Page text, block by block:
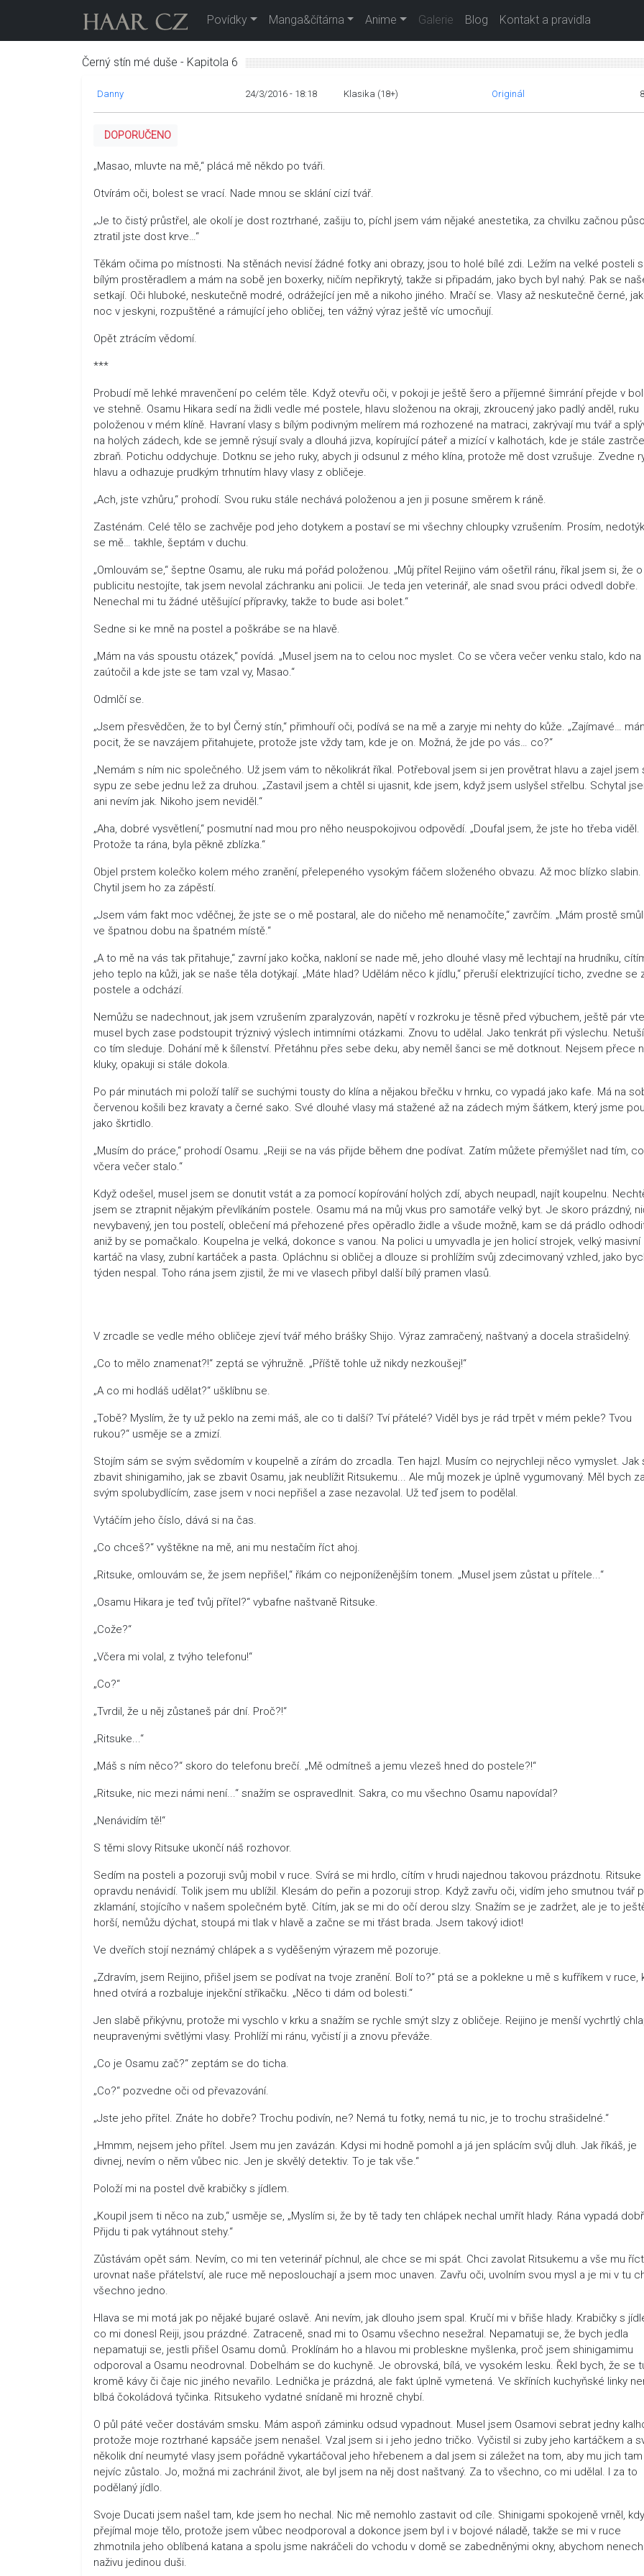
Povídky Manga&čítárna Anime Galerie Blog Kontakt a pravidla
Černý stín mé duše - Kapitola 6
Danny 24/3/2016 - 18:18 Klasika (18+) Originál 8
DOPORUČENO
„Masao, mluvte na mě,“ plácá mě někdo po tváři.
Otvírám oči, bolest se vrací. Nade mnou se sklání cizí tvář.
„Je to čistý průstřel, ale okolí je dost roztrhané, zašiju to, píchl jsem vám nějaké anestetika, za chvilku začnou
ztratil jste dost krve…“
Těkám očima po místnosti. Na stěnách nevisí žádné fotky ani obrazy, jsou to holé bílé zdi. Ležím na velké posteli s
bílým prostěradlem a mám na sobě jen boxerky, ničím nepřikrytý, takže si připadám, jako bych byl nahý. Pak se
setkají. Oči hluboké, neskutečně modré, odrážející jen mě a nikoho jiného. Mračí se. Vlasy až neskutečně černé,
noc v jeskyni, rozpuštěné a rámující jeho obličej, ten vážný výraz ještě víc umocňují.
Opět ztrácím vědomí.
***
Probudí mě lehké mravenčení po celém těle. Když otevřu oči, v pokoji je ještě šero a příjemné šimrání přejde v
ve stehně. Osamu Hikara sedí na židli vedle mé postele, hlavu složenou na okraji, zkroucený jako padlý anděl, ruku
položenou v mém klíně. Havraní vlasy s bílým podivným melírem má rozhozené na matraci, zakrývají mu tvář a
na holých zádech, kde se jemně rýsují svaly a dlouhá jizva, kopírující páteř a mizící v kalhotách, kde je stále
zbraň. Potichu oddychuje. Dotknu se jeho ruky, abych ji odsunul z mého klína, protože mě dost vzrušuje. Zvedne
hlavu a odhazuje prudkým trhnutím hlavy vlasy z obličeje.
„Ach, jste vzhůru,“ prohodí. Svou ruku stále nechává položenou a jen ji posune směrem k ráně.
Zasténám. Celé tělo se zachvěje pod jeho dotykem a postaví se mi všechny chloupky vzrušením. Prosím,
se mě… takhle, šeptám v duchu.
„Omlouvám se,“ šeptne Osamu, ale ruku má pořád položenou. „Můj přítel Reijino vám ošetřil ránu, říkal jsem si, že
publicitu nestojíte, tak jsem nevolal záchranku ani policii. Je teda jen veterinář, ale snad svou práci odvedl dobře.
Nenechal mi tu žádné utěšující přípravky, takže to bude asi bolet.“
Sedne si ke mně na postel a poškrábe se na hlavě.
„Mám na vás spoustu otázek,“ povídá. „Musel jsem na to celou noc myslet. Co se včera večer venku stalo, kdo na
zaútočil a kde jste se tam vzal vy, Masao.“
Odmlčí se.
„Jsem přesvědčen, že to byl Černý stín,“ přimhouří oči, podívá se na mě a zaryje mi nehty do kůže. „Zajímavé…
pocit, že se navzájem přitahujete, protože jste vždy tam, kde je on. Možná, že jde po vás… co?“
„Nemám s ním nic společného. Už jsem vám to několikrát říkal. Potřeboval jsem si jen provětrat hlavu a zajel jsem
sypu ze sebe jednu lež za druhou. „Zastavil jsem a chtěl si ujasnit, kde jsem, když jsem uslyšel střelbu. Schytal
ani nevím jak. Nikoho jsem neviděl.“
„Aha, dobré vysvětlení,“ posmutní nad mou pro něho neuspokojivou odpovědí. „Doufal jsem, že jste ho třeba viděl.
Protože ta rána, byla pěkně zblízka.“
Objel prstem kolečko kolem mého zranění, přelepeného vysokým fáčem složeného obvazu. Až moc blízko slabin.
Chytil jsem ho za zápěstí.
„Jsem vám fakt moc vděčnej, že jste se o mě postaral, ale do ničeho mě nenamočíte,“ zavrčím. „Mám prostě
ve špatnou dobu na špatném místě.“
„A to mě na vás tak přitahuje,“ zavrní jako kočka, nakloní se nade mě, jeho dlouhé vlasy mě lechtají na hrudníku,
jeho teplo na kůži, jak se naše těla dotýkají. „Máte hlad? Udělám něco k jídlu,“ přeruší elektrizující ticho, zvedne se
postele a odchází.
Nemůžu se nadechnout, jak jsem vzrušením zparalyzován, napětí v rozkroku je těsně před výbuchem, ještě pár
musel bych zase podstoupit trýznivý výslech intimními otázkami. Znovu to udělal. Jako tenkrát při výslechu.
co tím sleduje. Dohání mě k šílenství. Přetáhnu přes sebe deku, aby neměl šanci se mě dotknout. Nejsem přece
kluky, opakuji si stále dokola.
Po pár minutách mi položí talíř se suchými tousty do klína a nějakou břečku v hrnku, co vypadá jako kafe. Má na
červenou košili bez kravaty a černé sako. Své dlouhé vlasy má stažené až na zádech mým šátkem, který jsme
jako škrtidlo.
„Musím do práce,“ prohodí Osamu. „Reiji se na vás přijde během dne podívat. Zatím můžete přemýšlet nad tím,
včera večer stalo.“
Když odešel, musel jsem se donutit vstát a za pomocí kopírování holých zdí, abych neupadl, najít koupelnu.
jsem se ztrapnit nějakým převlíkáním postele. Osamu má na můj vkus pro samotáře velký byt. Je skoro prázdný,
nevybavený, jen tou postelí, oblečení má přehozené přes opěradlo židle a všude možně, kam se dá prádlo
aniž by se pomačkalo. Koupelna je velká, dokonce s vanou. Na polici u umyvadla je jen holicí strojek, velký masivní
kartáč na vlasy, zubní kartáček a pasta. Opláchnu si obličej a dlouze si prohlížím svůj zdecimovaný vzhled, jako
týden nespal. Toho rána jsem zjistil, že mi ve vlasech přibyl další bílý pramen vlasů.
V zrcadle se vedle mého obličeje zjeví tvář mého brášky Shijo. Výraz zamračený, naštvaný a docela strašidelný.
„Co to mělo znamenat?!“ zeptá se výhružně. „Příště tohle už nikdy nezkoušej!“
„A co mi hodláš udělat?“ ušklíbnu se.
„Tobě? Myslím, že ty už peklo na zemi máš, ale co ti další? Tví přátelé? Viděl bys je rád trpět v mém pekle? Tvou
rukou?“ usměje se a zmizí.
Stojím sám se svým svědomím v koupelně a zírám do zrcadla. Ten hajzl. Musím co nejrychleji něco vymyslet. Jak
zbavit shinigamiho, jak se zbavit Osamu, jak neublížit Ritsukemu... Ale můj mozek je úplně vygumovaný. Měl bych
svým spolubydlícím, zase jsem v noci nepřišel a zase nezavolal. Už teď jsem to podělal.
Vytáčím jeho číslo, dává si na čas.
„Co chceš?“ vyštěkne na mě, ani mu nestačím říct ahoj.
„Ritsuke, omlouvám se, že jsem nepřišel,“ říkám co nejponíženějším tonem. „Musel jsem zůstat u přítele...“
„Osamu Hikara je teď tvůj přítel?“ vybafne naštvaně Ritsuke.
„Cože?“
„Včera mi volal, z tvýho telefonu!“
„Co?“
„Tvrdil, že u něj zůstaneš pár dní. Proč?!“
„Ritsuke...“
„Máš s ním něco?“ skoro do telefonu brečí. „Mě odmítneš a jemu vlezeš hned do postele?!“
„Ritsuke, nic mezi námi není...“ snažím se ospravedlnit. Sakra, co mu všechno Osamu napovídal?
„Nenávidím tě!“
S těmi slovy Ritsuke ukončí náš rozhovor.
Sedím na posteli a pozoruji svůj mobil v ruce. Svírá se mi hrdlo, cítím v hrudi najednou takovou prázdnotu. Ritsuke
opravdu nenávidí. Tolik jsem mu ublížil. Klesám do peřin a pozoruji strop. Když zavřu oči, vidím jeho smutnou tvář
zklamání, stojícího v našem společném bytě. Cítím, jak se mi do očí derou slzy. Snažím se je zadržet, ale je to
horší, nemůžu dýchat, stoupá mi tlak v hlavě a začne se mi třást brada. Jsem takový idiot!
Ve dveřích stojí neznámý chlápek a s vyděšeným výrazem mě pozoruje.
„Zdravím, jsem Reijino, přišel jsem se podívat na tvoje zranění. Bolí to?“ ptá se a poklekne u mě s kufříkem v ruce,
hned otvírá a rozbaluje injekční stříkačku. „Něco ti dám od bolesti.“
Jen slabě přikývnu, protože mi vyschlo v krku a snažím se rychle smýt slzy z obličeje. Reijino je menší vychrtlý
neupravenými světlými vlasy. Prohlíží mi ránu, vyčistí ji a znovu převáže.
„Co je Osamu zač?“ zeptám se do ticha.
„Co?“ pozvedne oči od převazování.
„Jste jeho přítel. Znáte ho dobře? Trochu podivín, ne? Nemá tu fotky, nemá tu nic, je to trochu strašidelné.“
„Hmmm, nejsem jeho přítel. Jsem mu jen zavázán. Kdysi mi hodně pomohl a já jen splácím svůj dluh. Jak říkáš, je
divnej, nevím o něm vůbec nic. Jen je skvělý detektiv. To je tak vše.“
Položí mi na postel dvě krabičky s jídlem.
„Koupil jsem ti něco na zub,“ usměje se, „Myslím si, že by tě tady ten chlápek nechal umřít hlady. Rána vypadá
Přijdu ti pak vytáhnout stehy.“
Zůstávám opět sám. Nevím, co mi ten veterinář píchnul, ale chce se mi spát. Chci zavolat Ritsukemu a vše mu
urovnat naše přátelství, ale ruce mě neposlouchají a jsem moc unaven. Zavřu oči, uvolním svou mysl a je mi v tu
všechno jedno.
Hlava se mi motá jak po nějaké bujaré oslavě. Ani nevím, jak dlouho jsem spal. Kručí mi v břiše hlady. Krabičky s
co mi donesl Reiji, jsou prázdné. Zatraceně, snad mi to Osamu všechno nesežral. Nepamatuji se, že bych jedla
nepamatuji se, jestli přišel Osamu domů. Proklínám ho a hlavou mi probleskne myšlenka, proč jsem shinigamimu
odporoval a Osamu neodrovnal. Dobelhám se do kuchyně. Je obrovská, bílá, ve vysokém lesku. Řekl bych, že se
kromě kávy či čaje nic jiného nevařilo. Lednička je prázdná, ale fakt úplně vymetená. Ve skříních kuchyňské linky
blbá čokoládová tyčinka. Ritsukeho vydatné snídaně mi hrozně chybí.
O půl páté večer dostávám smsku. Mám aspoň záminku odsud vypadnout. Musel jsem Osamovi sebrat jedny
protože moje roztrhané kapsáče jsem nenašel. Vzal jsem si i jeho jedno tričko. Vyčistil si zuby jeho kartáčkem a
několik dní neumyté vlasy jsem pořádně vykartáčoval jeho hřebenem a dal jsem si záležet na tom, aby mu jich
nejvíc zůstalo. Jo, možná mi zachránil život, ale byl jsem na něj dost naštvaný. Za to všechno, co mi udělal. I za to
podělaný jídlo.
Svoje Ducati jsem našel tam, kde jsem ho nechal. Nic mě nemohlo zastavit od cíle. Shinigami spokojeně vrněl,
přejímal moje tělo, protože jsem vůbec neodporoval a dokonce jsem byl i v bojové náladě, takže se mi v ruce
zhmotnila jeho oblíbená katana a spolu jsme nakráčeli do vchodu v domě se zabedněnými okny, abychom
naživu jedinou duši.